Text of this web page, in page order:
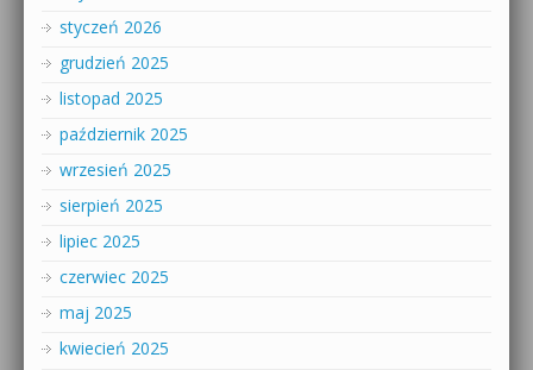
styczeń 2026
grudzień 2025
listopad 2025
październik 2025
wrzesień 2025
sierpień 2025
lipiec 2025
czerwiec 2025
maj 2025
kwiecień 2025